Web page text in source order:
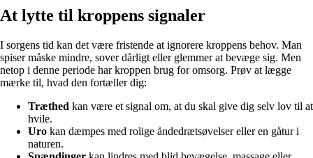
At lytte til kroppens signaler
I sorgens tid kan det være fristende at ignorere kroppens behov. Man
spiser måske mindre, sover dårligt eller glemmer at bevæge sig. Men
netop i denne periode har kroppen brug for omsorg. Prøv at lægge
mærke til, hvad den fortæller dig:
Træthed kan være et signal om, at du skal give dig selv lov til at
hvile.
Uro kan dæmpes med rolige åndedrætsøvelser eller en gåtur i
naturen.